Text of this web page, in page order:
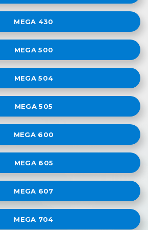
MEGA 430
MEGA 500
MEGA 504
MEGA 505
MEGA 600
MEGA 605
MEGA 607
MEGA 704